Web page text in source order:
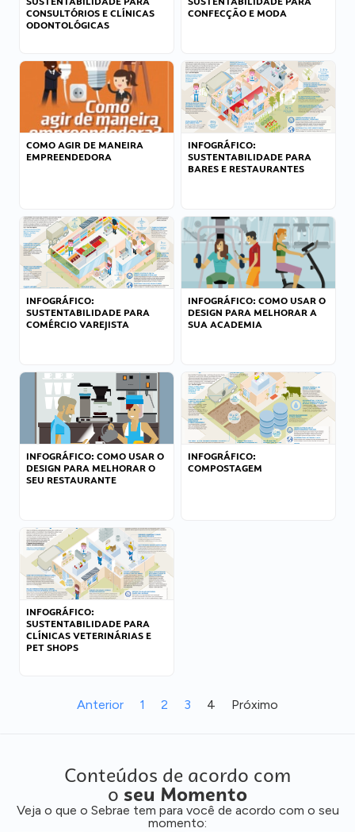
CONSULTÓRIOS E CLÍNICAS
ODONTOLÓGICAS
CONFECÇÃO E MODA
COMO AGIR DE MANEIRA
EMPREENDEDORA
INFOGRÁFICO:
SUSTENTABILIDADE PARA
BARES E RESTAURANTES
INFOGRÁFICO:
SUSTENTABILIDADE PARA
COMÉRCIO VAREJISTA
INFOGRÁFICO: COMO USAR O
DESIGN PARA MELHORAR A
SUA ACADEMIA
INFOGRÁFICO: COMO USAR O
DESIGN PARA MELHORAR O
SEU RESTAURANTE
INFOGRÁFICO:
COMPOSTAGEM
INFOGRÁFICO:
SUSTENTABILIDADE PARA
CLÍNICAS VETERINÁRIAS E
PET SHOPS
Anterior 1 2 3 4 Próximo
Conteúdos de acordo com
o seu Momento
Veja o que o Sebrae tem para você de acordo com o seu
momento: